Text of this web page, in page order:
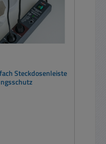
Steckdosenleiste